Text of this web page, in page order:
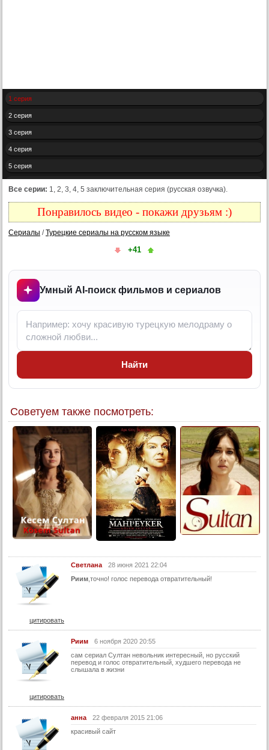
1 серия
2 серия
3 серия
4 серия
5 серия
Все серии: 1, 2, 3, 4, 5 заключительная серия (русская озвучка).
Понравилось видео - покажи друзьям :)
Сериалы /Турецкие сериалы на русском языке
+41
Умный AI-поиск фильмов и сериалов
Найти
Советуем также посмотреть:
Светлана
28 июня 2021 22:04
Риим ,точно! голос перевода отвратительный!
цитировать
Риим
6 ноября 2020 20:55
сам сериал Султан невольник интересный, но русский
перевод и голос отвратительный, худшего перевода не
слышала в жизни
цитировать
анна
22 февраля 2015 21:06
красивый сайт